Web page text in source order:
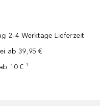
2–4 Werktage Lieferzeit
ab 39,95 €
10 € ¹